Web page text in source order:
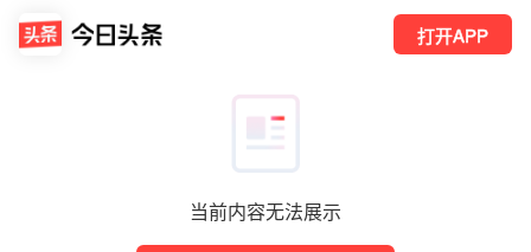
当前内容无法展示
打开APP